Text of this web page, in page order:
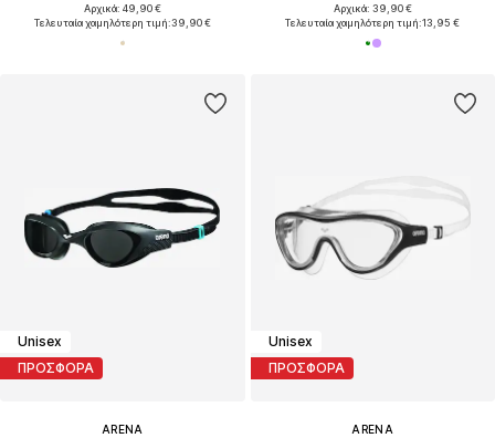
Αρχικά: 49,90 €
Τελευταία χαμηλότερη τιμή:39,90 €
Αρχικά: 39,90 €
Τελευταία χαμηλότερη τιμή:13,95 €
Unisex
ΠΡΟΣΦΟΡΑ
ARENA
Unisex
ΠΡΟΣΦΟΡΑ
ARENA